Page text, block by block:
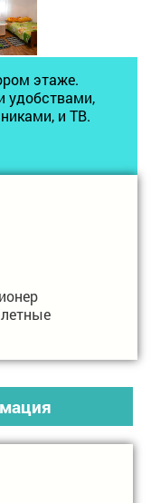
этаже.
удобствами,
и ТВ.